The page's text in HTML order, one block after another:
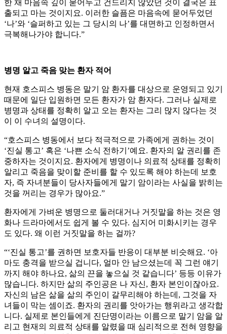
한 채 마음속 깊이 묻어두고 건드리지 않았던 것이 결국은 표
출되고 마는 것이지요. 이러한 슬픔은 마음속에 묻어두었던
‘나’와 ‘슬퍼하고 있는 그 당시의 나’를 대면하고 인정하면서
극복해나가야 합니다.”
병명 알고 죽음 맞는 환자 적어
현재 호스피스 병동은 말기 암 환자를 대상으로 운영되고 있기
때문에 일단 입원하면 모든 환자가 암 환자다. 그러나 실제로
병명과 상태를 정확히 알고 오는 환자는 그리 많지 않다는 것
이 이 수녀의 설명이다.
“호스피스 병동에서 보다 적극적으로 가족에게 권하는 것이
‘진실 통고’ 혹은 ‘나쁜 소식 전하기’예요. 환자의 알 권리를 존
중하자는 것이지요. 환자에게 병명이나 의료적 상태를 정확히
알리고 죽음을 맞이할 준비를 할 수 있도록 해야 하는데 보호
자, 즉 자녀분들이 당사자들에게 말기 암이라는 사실을 밝히는
것을 꺼리는 경우가 많아요.”
환자에게 가벼운 병명으로 둘러대거나 거짓말을 하는 것은 영
화나 드라마에서도 쉽게 볼 수 있다. 심지어 미화시키는 경우
도 있다. 왜 이런 거짓말을 하는 걸까?
“‘진실 통고’를 권하면 보호자들 반응이 대부분 비슷해요. ‘아
마도 충격을 받으실 겁니다, 얼마 안 남으셨는데 꼭 그런 얘기
까지 해야 하나요, 삶의 끈을 놓으실 것 같습니다’ 등등 이유가
많습니다. 하지만 삶의 주인공은 나 자신, 환자 본인이잖아요.
자신의 남은 삶을 삶의 주인이 갈무리해야 하는데, 그것을 자
녀들이 막는 셈이죠. 환자의 권리를 앗아가는 행위라고 생각합
니다. 실제로 본인들에게 진단명이라는 이름으로 말기 암을 알
리고 현재의 의료적 상태를 알렸을 때 심리적으로 전혀 영향을